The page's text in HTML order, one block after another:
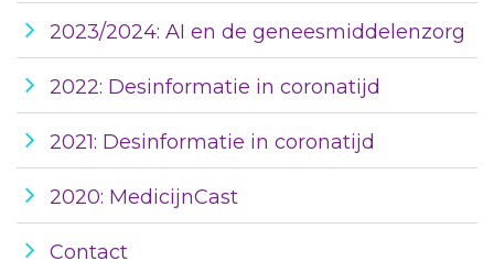
2023/2024: AI en de geneesmiddelenzorg
2022: Desinformatie in coronatijd
2021: Desinformatie in coronatijd
2020: MedicijnCast
Contact